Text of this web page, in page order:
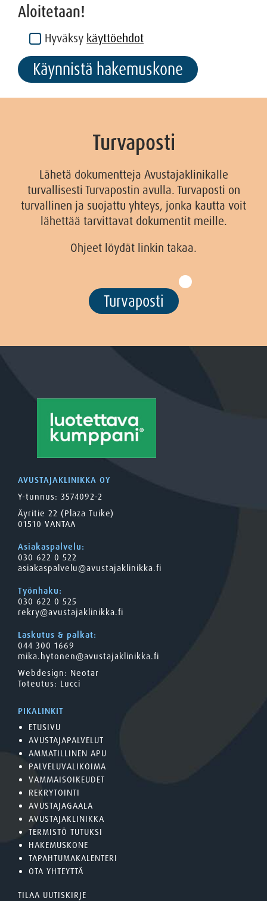
Aloitetaan!
Hyväksy käyttöehdot
Turvaposti
Lähetä dokumentteja Avustajaklinikalle
turvallisesti Turvapostin avulla. Turvaposti on
turvallinen ja suojattu yhteys, jonka kautta voit
lähettää tarvittavat dokumentit meille.
Ohjeet löydät linkin takaa.
Turvaposti
AVUSTAJAKLINIKKA OY
Y-tunnus: 3574092-2
Äyritie 22 (Plaza Tuike)
01510 VANTAA
Asiakaspalvelu:
030 622 0 522
asiakaspalvelu@avustajaklinikka.fi
Työnhaku:
030 622 0 525
rekry@avustajaklinikka.fi
Laskutus & palkat:
044 300 1669
mika.hytonen@avustajaklinikka.fi
Webdesign: Neotar
Toteutus: Lucci
PIKALINKIT
ETUSIVU
AVUSTAJAPALVELUT
AMMATILLINEN APU
PALVELUVALIKOIMA
VAMMAISOIKEUDET
REKRYTOINTI
AVUSTAJAGAALA
AVUSTAJAKLINIKKA
TERMISTÖ TUTUKSI
HAKEMUSKONE
TAPAHTUMAKALENTERI
OTA YHTEYTTÄ
TILAA UUTISKIRJE